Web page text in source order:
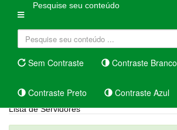
Pesquise seu conteúdo
Sem Contraste Contraste Branco
Contraste Preto Contraste Azul
Lista de Servidores